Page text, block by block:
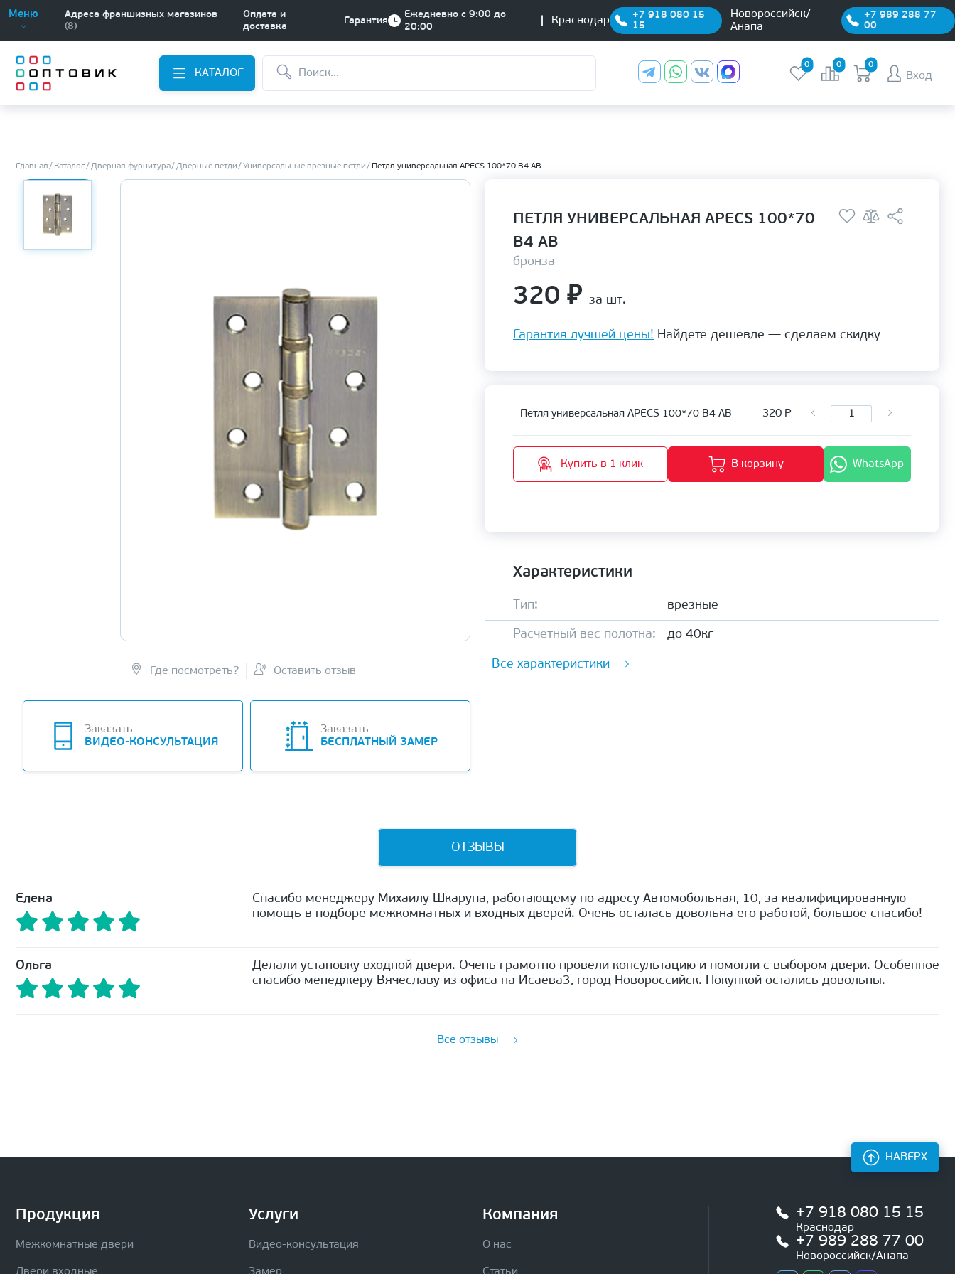
Меню
Адреса франшизных магазинов
(8)
Оплата и
доставка
Гарантия
Ежедневно с 9:00 до
20:00
Краснодар
+7 918 080 15
15
Новороссийск/
Анапа
+7 989 288 77
00
КАТАЛОГ
0 0 0
Вход
Главная Каталог Дверная фурнитура Дверные петли Универсальные врезные петли Петля универсальная APECS 100*70 В4 АВ
Где посмотреть? Оставить отзыв
Заказать
ВИДЕО-КОНСУЛЬТАЦИЯ
Заказать
БЕСПЛАТНЫЙ ЗАМЕР
ПЕТЛЯ УНИВЕРСАЛЬНАЯ APECS 100*70
В4 АВ
бронза
320 ₽ за шт.
Гарантия лучшей цены! Найдете дешевле — сделаем скидку
Петля универсальная APECS 100*70 В4 АВ 320 Р
Купить в 1 клик В корзину WhatsApp
Характеристики
Тип: врезные
Расчетный вес полотна: до 40кг
Все характеристики
ОТЗЫВЫ
Елена
Спасибо менеджеру Михаилу Шкарупа, работающему по адресу Автомобольная, 10, за квалифицированную
помощь в подборе межкомнатных и входных дверей. Очень осталась довольна его работой, большое спасибо!
Ольга
Делали установку входной двери. Очень грамотно провели консультацию и помогли с выбором двери. Особенное
спасибо менеджеру Вячеславу из офиса на Исаева3, город Новороссийск. Покупкой остались довольны.
Все отзывы
Продукция
Межкомнатные двери
Услуги
Видео-консультация
Компания
О нас
+7 918 080 15 15
Краснодар
+7 989 288 77 00
Новороссийск/Анапа
НАВЕРХ